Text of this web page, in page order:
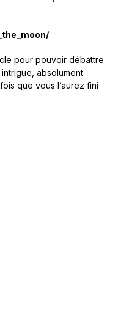
pour pouvoir débattre
absolument
que vous l’aurez fini